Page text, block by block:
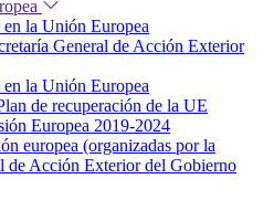
la Unión Europea
General de Acción Exterior
la Unión Europea
de recuperación de la UE
Europea 2019-2024
europea (organizadas por la
de Acción Exterior del Gobierno